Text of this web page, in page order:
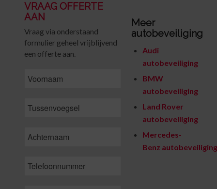
VRAAG OFFERTE
AAN
Vraag via onderstaand
formulier geheel vrijblijvend
een offerte aan.
Meer
autobeveiliging
Audi
autobeveiliging
BMW
autobeveiliging
Land Rover
autobeveiliging
Mercedes-
Benz